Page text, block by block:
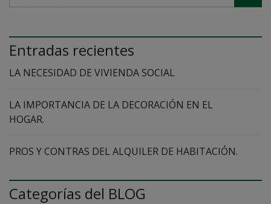
Entradas recientes
LA NECESIDAD DE VIVIENDA SOCIAL
LA IMPORTANCIA DE LA DECORACIÓN EN EL
HOGAR.
PROS Y CONTRAS DEL ALQUILER DE HABITACIÓN.
Categorías del BLOG